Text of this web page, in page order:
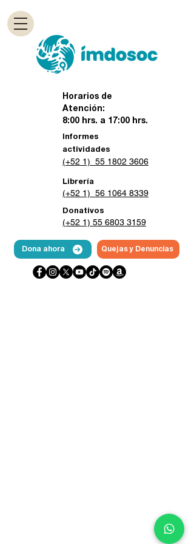
Horarios de
Atención:
8:00 hrs. a 17:00 hrs.
Informes
actividades
(+52 1) 55 1802 3606
Librería
(+52 1) 56 1064 8339
Donativos
(+52 1) 55 6803 3159
Dona ahora Quejas y Denuncias